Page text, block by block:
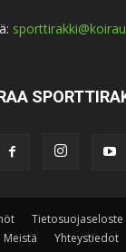
Tietosuojaseloste
Meistä
Yhteystiedot